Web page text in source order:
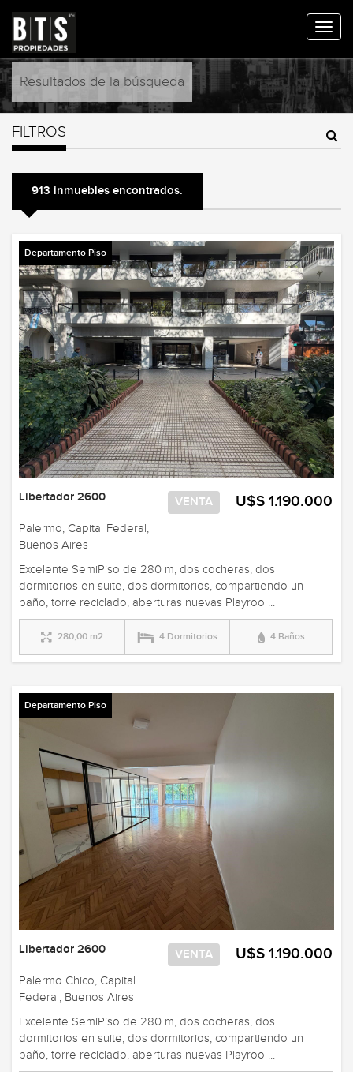
Resultados de la búsqueda
FILTROS
913 inmuebles encontrados.
Departamento Piso
U$S 1.190.000
VENTA
Libertador 2600
Palermo, Capital Federal,
Buenos Aires
Excelente SemiPiso de 280 m, dos cocheras, dos
dormitorios en suite, dos dormitorios, compartiendo un
baño, torre reciclado, aberturas nuevas Playroo ...
280,00 m2 4 Dormitorios 4 Baños
Departamento Piso
U$S 1.190.000
VENTA
Libertador 2600
Palermo Chico, Capital
Federal, Buenos Aires
Excelente SemiPiso de 280 m, dos cocheras, dos
dormitorios en suite, dos dormitorios, compartiendo un
baño, torre reciclado, aberturas nuevas Playroo ...